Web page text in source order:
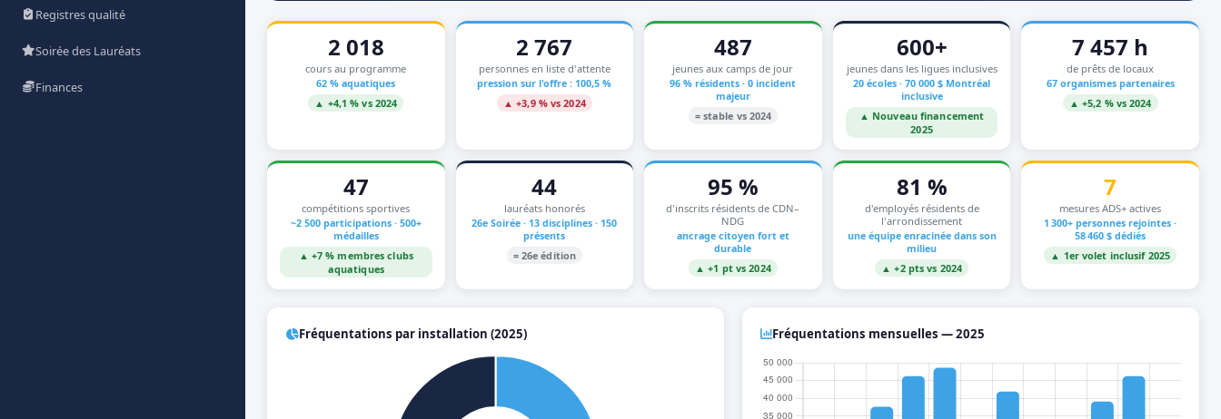
Registres qualité
Soirée des Lauréats
Finances
2 018
cours au programme
62 % aquatiques
▲ +4,1 % vs 2024
2 767
personnes en liste d'attente
pression sur l'offre : 100,5 %
▲ +3,9 % vs 2024
487
jeunes aux camps de jour
96 % résidents · 0 incident
majeur
= stable vs 2024
600+
jeunes dans les ligues inclusives
20 écoles · 70 000 $ Montréal
inclusive
▲ Nouveau financement
2025
7 457 h
de prêts de locaux
67 organismes partenaires
▲ +5,2 % vs 2024
47
compétitions sportives
~2 500 participations · 500+
médailles
▲ +7 % membres clubs
aquatiques
44
lauréats honorés
26e Soirée · 13 disciplines · 150
présents
= 26e édition
95 %
d'inscrits résidents de CDN–
NDG
ancrage citoyen fort et
durable
▲ +1 pt vs 2024
81 %
d'employés résidents de
l'arrondissement
une équipe enracinée dans son
milieu
▲ +2 pts vs 2024
7
mesures ADS+ actives
1 300+ personnes rejointes ·
58 460 $ dédiés
▲ 1er volet inclusif 2025
Fréquentations par installation (2025) Fréquentations mensuelles — 2025